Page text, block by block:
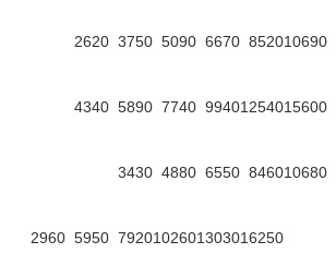
10690
8520
6670
5090
3750
2620
15600
12540
9940
7740
5890
4340
10680
8460
6550
4880
3430
16250
13030
10260
7920
5950
2960